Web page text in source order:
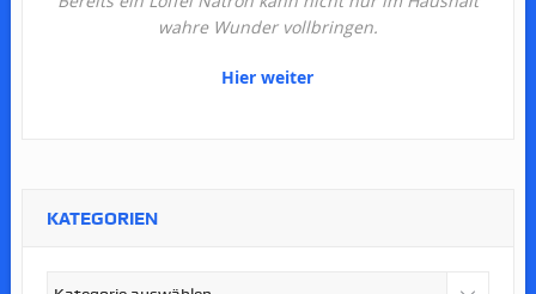
wahre Wunder vollbringen.
Hier weiter
KATEGORIEN